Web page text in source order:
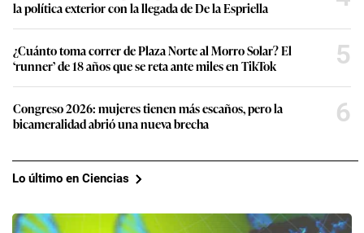
la política exterior con la llegada de De la Espriella
¿Cuánto toma correr de Plaza Norte al Morro Solar? El
‘runner’ de 18 años que se reta ante miles en TikTok
5
Congreso 2026: mujeres tienen más escaños, pero la
bicameralidad abrió una nueva brecha
6
Lo último en Ciencias